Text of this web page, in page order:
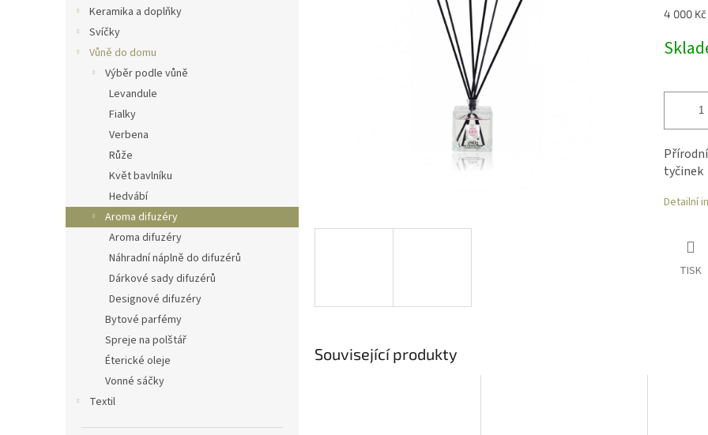
Keramika a doplňky
Svíčky
Vůně do domu
Výběr podle vůně
Levandule
Fialky
Verbena
Růže
Květ bavlníku
Hedvábí
Aroma difuzéry
Aroma difuzéry
Náhradní náplně do difuzérů
Dárkové sady difuzérů
Designové difuzéry
Bytové parfémy
Spreje na polštář
Éterické oleje
Vonné sáčky
Textil
Měrná
4 000
tyčinek
Detailní
TISK
Související produkty